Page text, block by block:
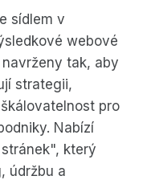
sídlem v
webové
tak, aby
strategii,
pro
Nabízí
který
údržbu a